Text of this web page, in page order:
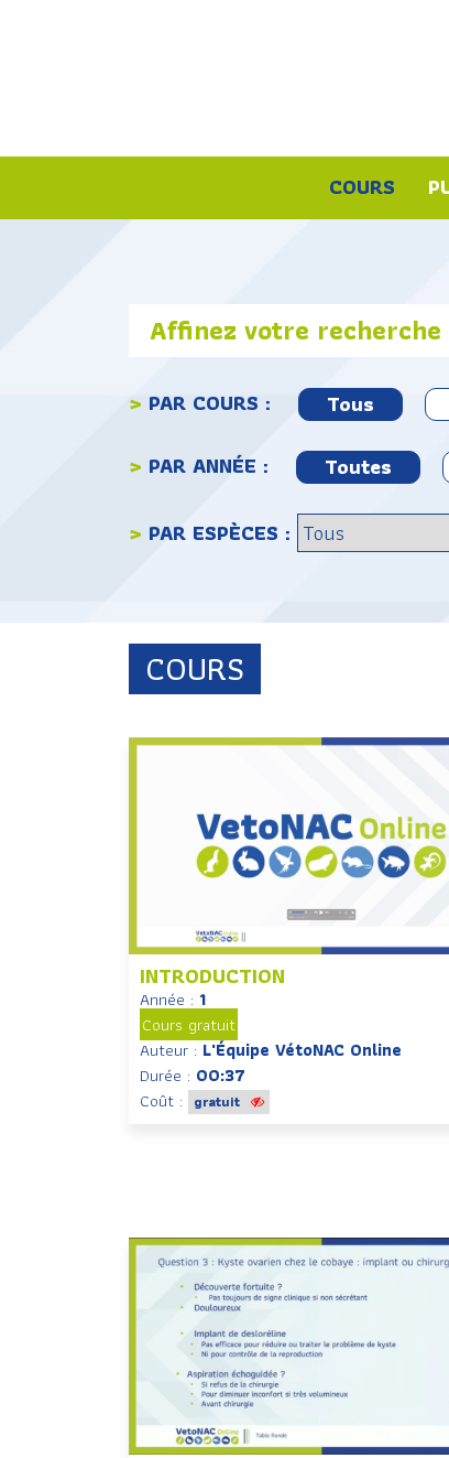
COURS
Affinez votre recherche
> PAR COURS : Tous
> PAR ANNÉE : Toutes
> PAR ESPÈCES :
COURS
INTRODUCTION
Année : 1
Cours gratuit
Auteur :L'Équipe VétoNAC Online
Durée : 00:37
Coût : gratuit